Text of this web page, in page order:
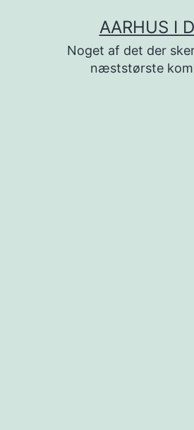
AARHUS I
Noget af det der
næststørste